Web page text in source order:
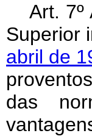
Art.
Superior
abril de
das